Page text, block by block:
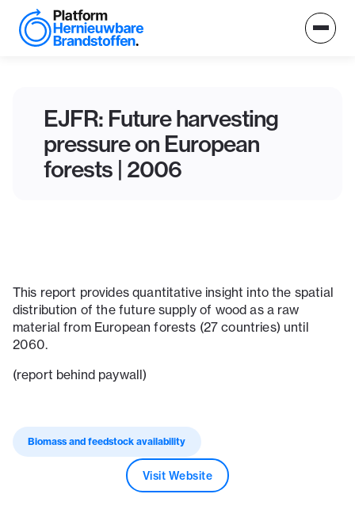
EJFR: Future harvesting
pressure on European
forests | 2006
This report provides quantitative insight into the spatial
distribution of the future supply of wood as a raw
material from European forests (27 countries) until
2060.
(report behind paywall)
Biomass and feedstock availability
Visit Website